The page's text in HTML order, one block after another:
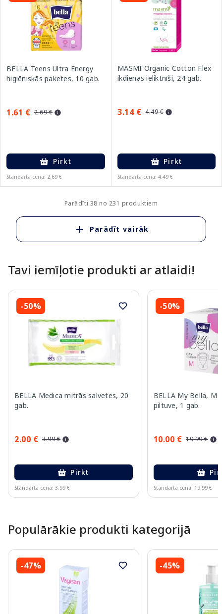
BELLA Teens Ultra Energy
higiēniskās paketes, 10 gab.
1.61 € 2.69 €
Pirkt
Standarta cena: 2.69 €
MASMI Organic Cotton Flex
ikdienas ieliktnīši, 24 gab.
3.14 € 4.49 €
Pirkt
Standarta cena: 4.49 €
Parādīti 38 no 231 produktiem
Parādīt vairāk
Tavi iemīļotie produkti ar atlaidi!
-50%
BELLA Medica mitrās salvetes, 20
gab.
2.00 € 3.99 €
Pirkt
Standarta cena: 3.99 €
-50%
BELLA My Bella, M
piltuve, 1 gab.
10.00 € 19.99 €
Standarta cena: 19.99 €
Populārākie produkti kategorijā
-47% -45%